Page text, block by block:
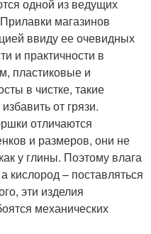
одной из ведущих
магазинов
ввиду ее очевидных
и практичности в
пластиковые и
в чистке, такие
от грязи.
отличаются
и размеров, они не
у глины. Поэтому влага
кислород – поставляться
эти изделия
механических